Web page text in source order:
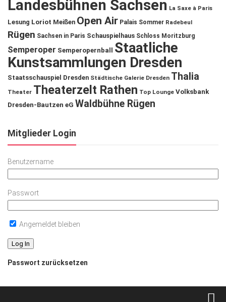
Landesbühnen Sachsen La Saxe à Paris
Lesung Loriot Meißen Open Air Palais Sommer Radebeul
Rügen Sachsen in Paris Schauspielhaus Schloss Moritzburg
Semperoper Semperopernball
Staatliche
Kunstsammlungen Dresden
Staatsschauspiel Dresden Städtische Galerie Dresden Thalia
Theater Theaterzelt Rathen Top Lounge Volksbank
Dresden-Bautzen eG Waldbühne Rügen
Mitglieder Login
Benutzername
Passwort
Angemeldet bleiben
Passwort zurücksetzen